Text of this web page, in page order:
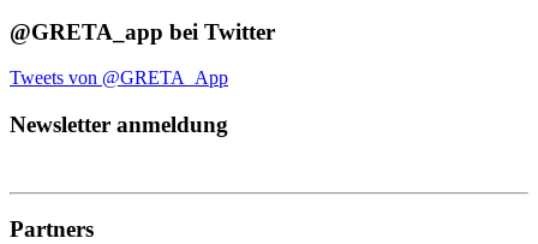
@GRETA_app bei Twitter
Tweets von @GRETA_App
Newsletter anmeldung
Partners